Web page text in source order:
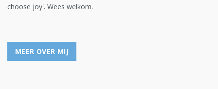
choose joy'. Wees welkom.
MEER OVER MIJ